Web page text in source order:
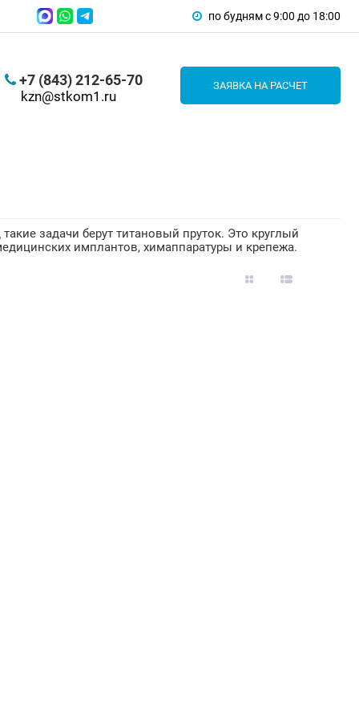
по будням с 9:00 до 18:00
+7 (843) 212-65-70
kzn@stkom1.ru
ЗАЯВКА НА РАСЧЕТ
задачи берут титановый пруток. Это круглый
имплантов, химаппаратуры и крепежа.